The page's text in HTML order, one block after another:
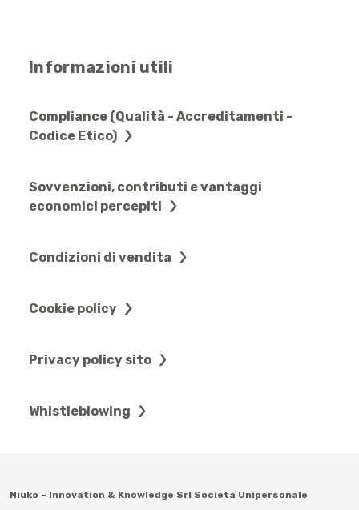
Informazioni utili
Compliance (Qualità - Accreditamenti -
Codice Etico)
Sovvenzioni, contributi e vantaggi
economici percepiti
Condizioni di vendita
Cookie policy
Privacy policy sito
Whistleblowing
Niuko – Innovation & Knowledge Srl Società Unipersonale